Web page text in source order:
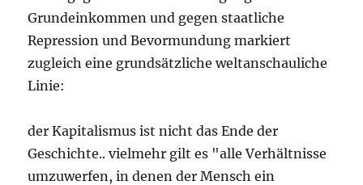
Grundeinkommen und gegen staatliche
Repression und Bevormundung markiert
zugleich eine grundsätzliche weltanschauliche
Linie:
der Kapitalismus ist nicht das Ende der
Geschichte.. vielmehr gilt es "alle Verhältnisse
umzuwerfen, in denen der Mensch ein